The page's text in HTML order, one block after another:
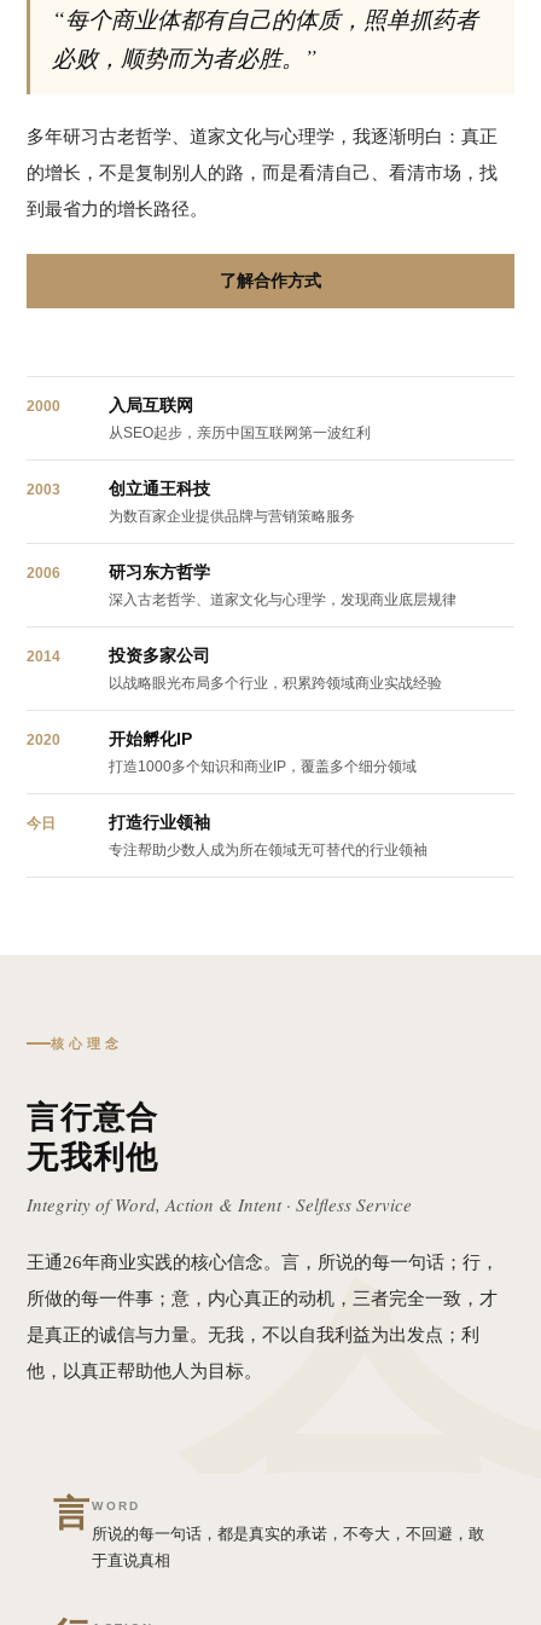
“每个商业体都有自己的体质，照单抓药者
必败，顺势而为者必胜。”
多年研习古老哲学、道家文化与心理学，我逐渐明白：真正
的增长，不是复制别人的路，而是看清自己、看清市场，找
到最省力的增长路径。
了解合作方式
2000 入局互联网
从SEO起步，亲历中国互联网第一波红利
2003 创立通王科技
为数百家企业提供品牌与营销策略服务
2006 研习东方哲学
深入古老哲学、道家文化与心理学，发现商业底层规律
2014 投资多家公司
以战略眼光布局多个行业，积累跨领域商业实战经验
2020 开始孵化IP
打造1000多个知识和商业IP，覆盖多个细分领域
今日 打造行业领袖
专注帮助少数人成为所在领域无可替代的行业领袖
核心理念
言行意合
无我利他
Integrity of Word, Action & Intent · Selfless Service
王通26年商业实践的核心信念。言，所说的每一句话；行，
所做的每一件事；意，内心真正的动机，三者完全一致，才
是真正的诚信与力量。无我，不以自我利益为出发点；利
他，以真正帮助他人为目标。
言WORD
所说的每一句话，都是真实的承诺，不夸大，不回避，敢
于直说真相